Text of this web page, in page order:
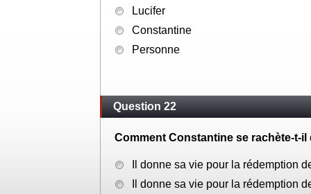
Lucifer
Constantine
Personne
Question 22
Comment Constantine se rachète-t-
Il donne sa vie pour la rédemption
Il donne sa vie pour la rédemption